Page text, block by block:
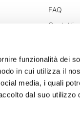
funzionalità dei
in cui utilizza il
media, i quali
dal suo utilizzo
FAQ
Contatti